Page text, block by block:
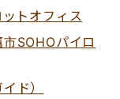
トオフィス
SOHOパイロ
ド）